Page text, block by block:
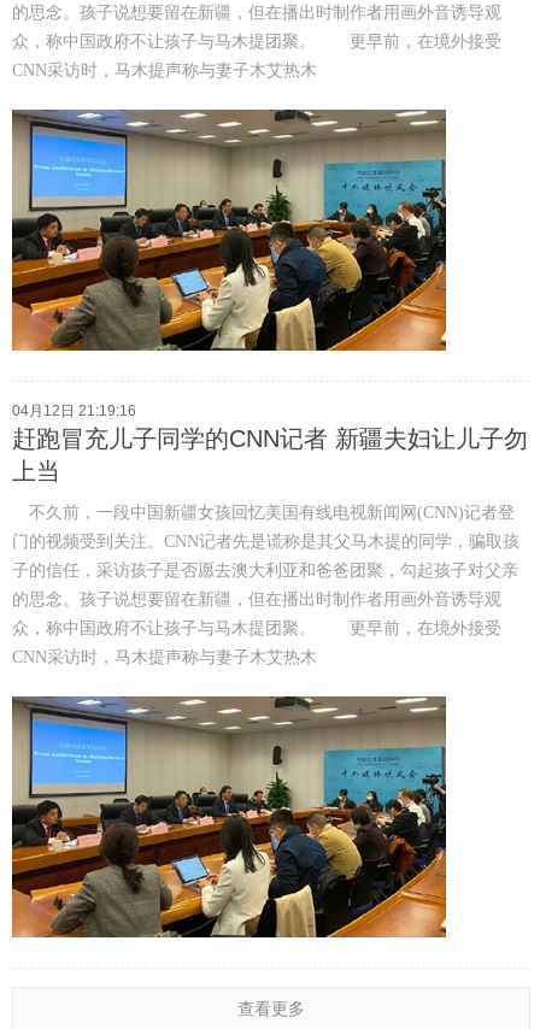
的思念。孩子说想要留在新疆，但在播出时制作者用画外音诱导观
众，称中国政府不让孩子与马木提团聚。 更早前，在境外接受
CNN采访时，马木提声称与妻子木艾热木
04月12日 21:19:16
赶跑冒充儿子同学的CNN记者 新疆夫妇让儿子勿
上当
不久前，一段中国新疆女孩回忆美国有线电视新闻网(CNN)记者登
门的视频受到关注。CNN记者先是谎称是其父马木提的同学，骗取孩
子的信任，采访孩子是否愿去澳大利亚和爸爸团聚，勾起孩子对父亲
的思念。孩子说想要留在新疆，但在播出时制作者用画外音诱导观
众，称中国政府不让孩子与马木提团聚。 更早前，在境外接受
CNN采访时，马木提声称与妻子木艾热木
查看更多